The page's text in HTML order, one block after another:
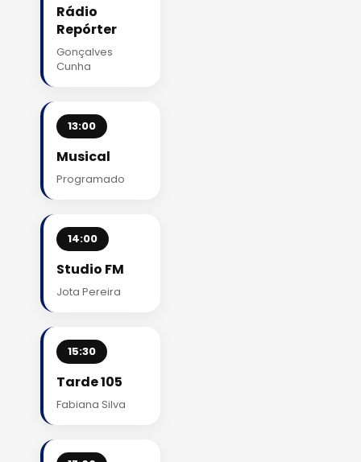
Rádio
Repórter
Gonçalves
Cunha
13:00
Musical
Programado
14:00
Studio FM
Jota Pereira
15:30
Tarde 105
Fabiana Silva